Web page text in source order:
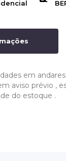
em
aviso prévio ,
do estoque .